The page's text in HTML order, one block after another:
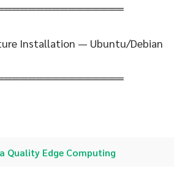
Installation — Ubuntu/Debian
Quality Edge Computing